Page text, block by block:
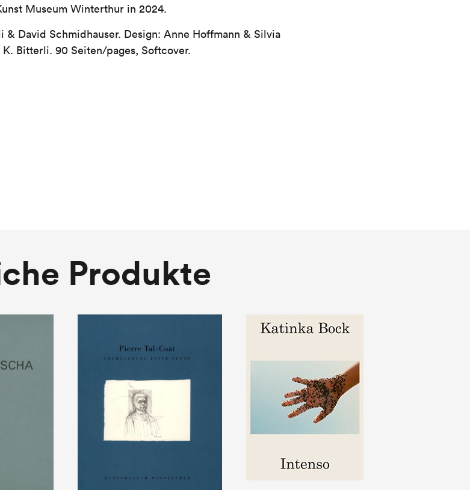
Museum Winterthur in 2024.
David Schmidhauser. Design: Anne Hoffmann & Silvia
K. Bitterli. 90 Seiten/pages, Softcover.
Produkte